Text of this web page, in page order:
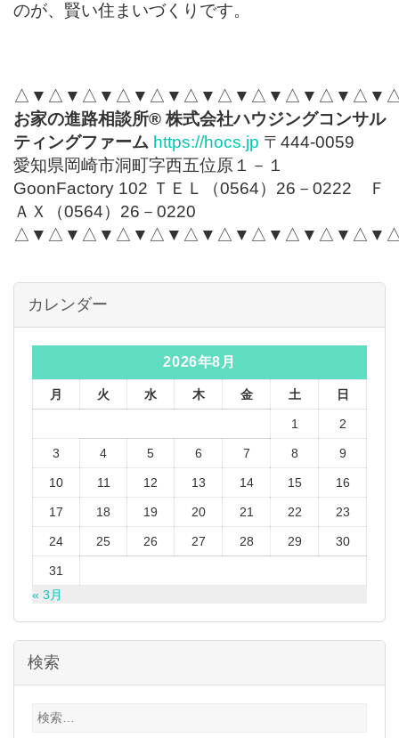
のが、賢い住まいづくりです。
お家の進路相談所® 株式会社ハウジングコンサル
ティングファーム https://hocs.jp 〒444-0059
愛知県岡崎市洞町字西五位原１－１
GoonFactory 102 ＴＥＬ（0564）26－0222 Ｆ
ＡＸ（0564）26－0220
カレンダー
2026年8月
月 火 水 木 金 土 日
1 2
3 4 5 6 7 8 9
10 11 12 13 14 15 16
17 18 19 20 21 22 23
24 25 26 27 28 29 30
31
« 3月
検索
検